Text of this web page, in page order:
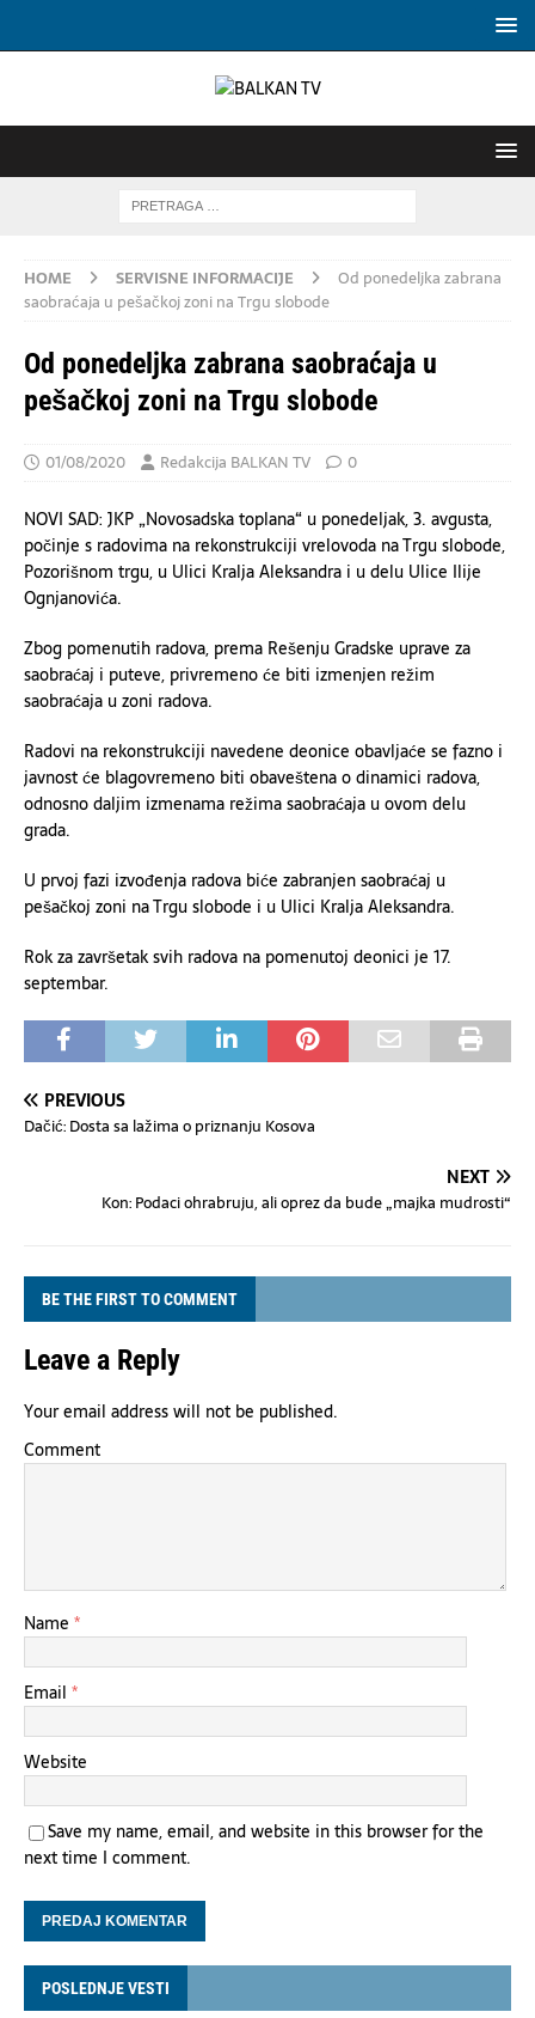
HOME SERVISNE INFORMACIJE
Od ponedeljka zabrana
saobraćaja u pešačkoj zoni na Trgu slobode
Od ponedeljka zabrana saobraćaja u
pešačkoj zoni na Trgu slobode
01/08/2020 Redakcija BALKAN TV 0
NOVI SAD: JKP „Novosadska toplana“ u ponedeljak, 3. avgusta,
počinje s radovima na rekonstrukciji vrelovoda na Trgu slobode,
Pozorišnom trgu, u Ulici Kralja Aleksandra i u delu Ulice Ilije
Ognjanovića.
Zbog pomenutih radova, prema Rešenju Gradske uprave za
saobraćaj i puteve, privremeno će biti izmenjen režim
saobraćaja u zoni radova.
Radovi na rekonstrukciji navedene deonice obavljaće se fazno i
javnost će blagovremeno biti obaveštena o dinamici radova,
odnosno daljim izmenama režima saobraćaja u ovom delu
grada.
U prvoj fazi izvođenja radova biće zabranjen saobraćaj u
pešačkoj zoni na Trgu slobode i u Ulici Kralja Aleksandra.
Rok za završetak svih radova na pomenutoj deonici je 17.
septembar.
PREVIOUS
Dačić: Dosta sa lažima o priznanju Kosova
NEXT
Kon: Podaci ohrabruju, ali oprez da bude „majka mudrosti“
BE THE FIRST TO COMMENT
Leave a Reply
Your email address will not be published.
Comment
Name *
Email *
Website
Save my name, email, and website in this browser for the
next time I comment.
POSLEDNJE VESTI